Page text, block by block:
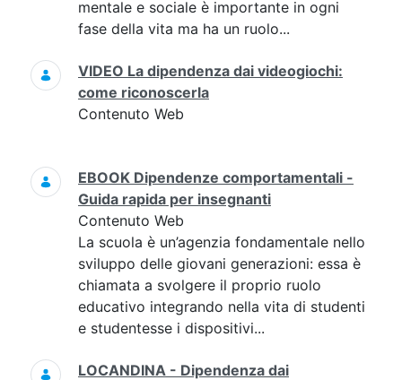
mentale e sociale è importante in ogni
fase della vita ma ha un ruolo...
VIDEO La dipendenza dai videogiochi:
come riconoscerla
Contenuto Web
EBOOK Dipendenze comportamentali -
Guida rapida per insegnanti
Contenuto Web
La scuola è un’agenzia fondamentale nello
sviluppo delle giovani generazioni: essa è
chiamata a svolgere il proprio ruolo
educativo integrando nella vita di studenti
e studentesse i dispositivi...
LOCANDINA - Dipendenza dai